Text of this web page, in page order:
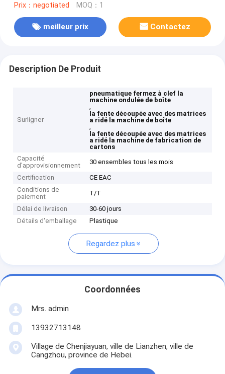
Prix：negotiated MOQ：1
meilleur prix Contactez
Description De Produit
Surligner
pneumatique fermez à clef la
machine ondulée de boîte
,
la fente découpée avec des matrices
a ridé la machine de boîte
,
la fente découpée avec des matrices
a ridé la machine de fabrication de
cartons
Capacité
d'approvisionnement
30 ensembles tous les mois
Certification
CE EAC
Conditions de
paiement
T/T
Délai de livraison
30-60 jours
Détails d'emballage
Plastique
Regardez plus
Coordonnées
Mrs. admin
13932713148
Village de Chenjiayuan, ville de Lianzhen, ville de
Cangzhou, province de Hebei.